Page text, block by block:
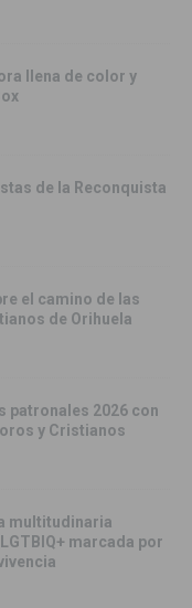
llena de color y
de la Reconquista
el camino de las
de Orihuela
patronales 2026 con
y Cristianos
multitudinaria
marcada por